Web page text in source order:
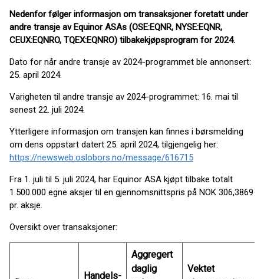
Nedenfor følger informasjon om transaksjoner foretatt under
andre transje av Equinor ASAs (OSE:EQNR, NYSE:EQNR,
CEUX:EQNRO, TQEX:EQNRO) tilbakekjøpsprogram for 2024.
Dato for når andre transje av 2024-programmet ble annonsert:
25. april 2024.
Varigheten til andre transje av 2024-programmet: 16. mai til
senest 22. juli 2024.
Ytterligere informasjon om transjen kan finnes i børsmelding
om dens oppstart datert 25. april 2024, tilgjengelig her:
https://newsweb.oslobors.no/message/616715
Fra 1. juli til 5. juli 2024, har Equinor ASA kjøpt tilbake totalt
1.500.000 egne aksjer til en gjennomsnittspris på NOK 306,3869
pr. aksje.
Oversikt over transaksjoner:
Handels-
Aggregert
daglig
Vektet